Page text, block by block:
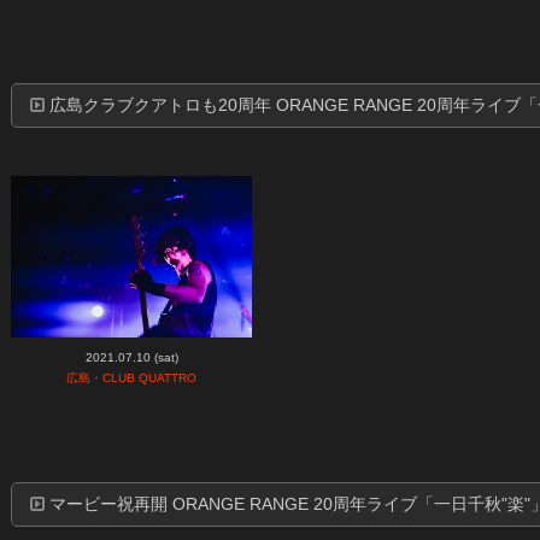
広島クラブクアトロも20周年 ORANGE RANGE 20周年ライブ
2021.07.10 (sat)
広島・CLUB QUATTRO
マービー祝再開 ORANGE RANGE 20周年ライブ「一日千秋"楽"